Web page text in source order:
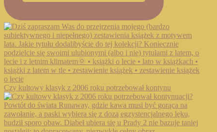
Czy kultowy klasyk z 2006 roku potrzebował kontynu